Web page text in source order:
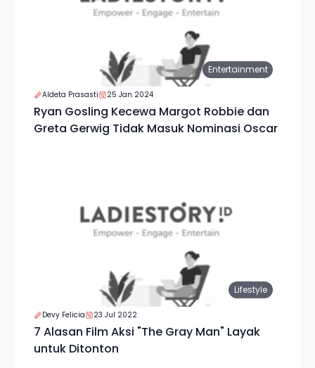
Entertainment
Aldeta Prasasti 25 Jan 2024
Ryan Gosling Kecewa Margot Robbie dan
Greta Gerwig Tidak Masuk Nominasi Oscar
Lifestyle
Devy Felicia 23 Jul 2022
7 Alasan Film Aksi "The Gray Man" Layak
untuk Ditonton